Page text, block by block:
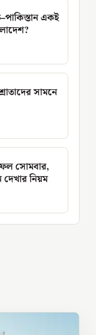
একই
সামনে
সোমবার,
নিয়ম